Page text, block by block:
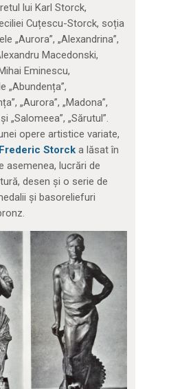
lui Karl Storck,
Cuțescu-Storck, soția
„Aurora”, „Alexandrina”,
Macedonski,
Eminescu,
„Abundența”,
„Aurora”, „Madona”,
„Salomeea”, „Sărutul”.
opere artistice variate,
Frederic Storcka lăsat în
asemenea, lucrări de
desen și o serie de
și basoreliefuri